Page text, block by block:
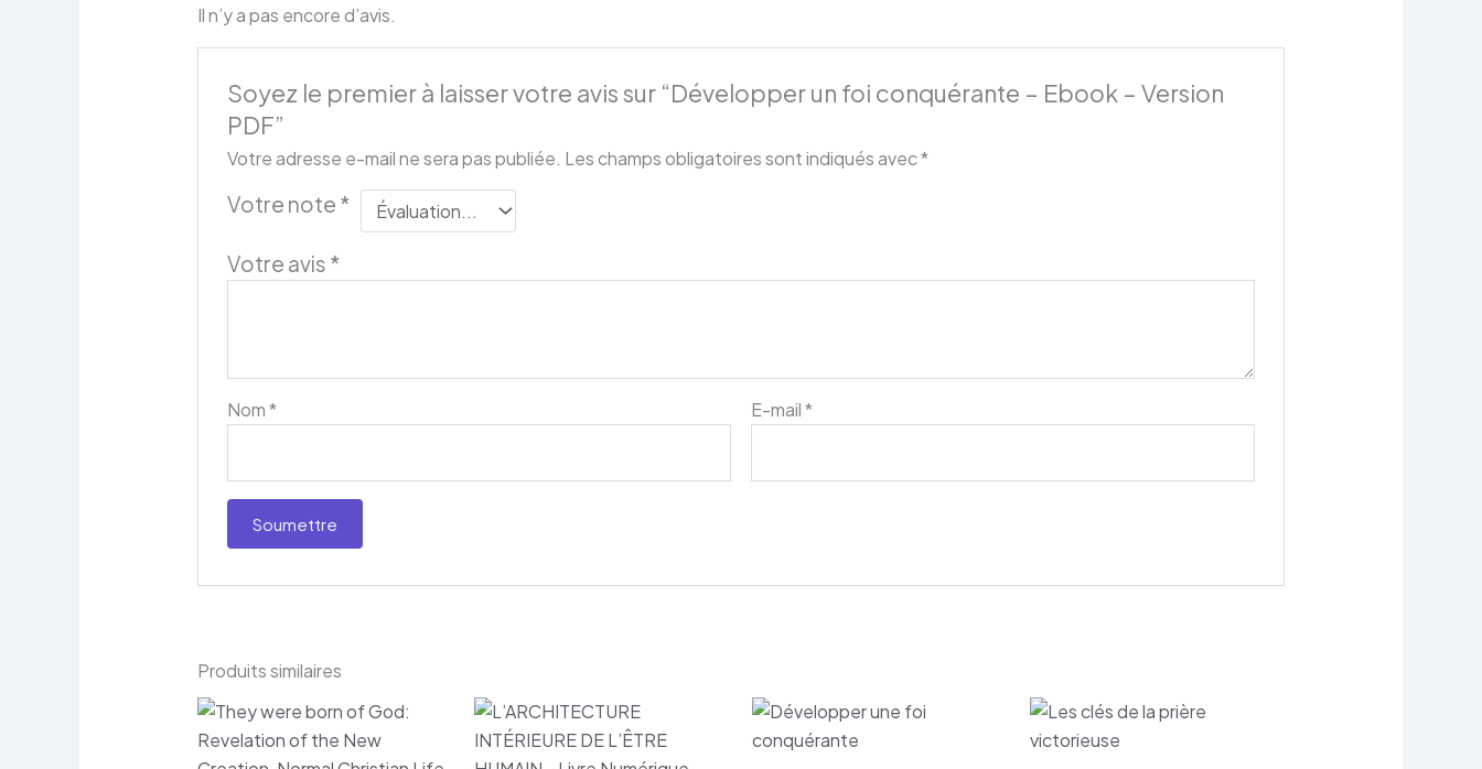
Il n’y a pas encore d’avis.
Soyez le premier à laisser votre avis sur “Développer un foi conquérante – Ebook – Version
PDF”
Votre adresse e-mail ne sera pas publiée. Les champs obligatoires sont indiqués avec*
Votre note *
Votre avis *
Nom* E-mail*
Produits similaires